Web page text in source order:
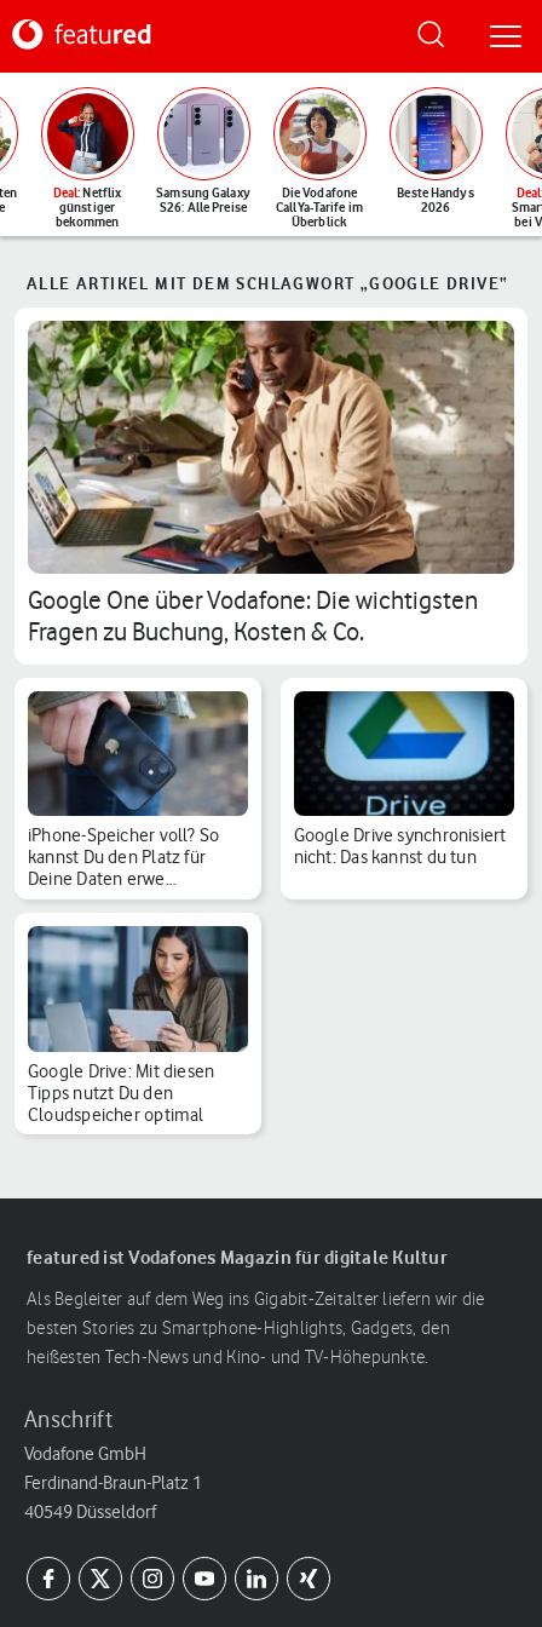
Deal: Netflix
günstiger
bekommen
Samsung Galaxy
S26: Alle Preise
Die Vodafone
CallYa-Tarife im
Überblick
Beste Handys
2026
Deal
bei
ALLE ARTIKEL MIT DEM SCHLAGWORT „GOOGLE DRIVE“
Google One über Vodafone: Die wichtigsten
Fragen zu Buchung, Kosten & Co.
iPhone-Speicher voll? So
kannst Du den Platz für
Deine Daten erwe…
Google Drive synchronisiert
nicht: Das kannst du tun
Google Drive: Mit diesen
Tipps nutzt Du den
Cloudspeicher optimal
featured ist Vodafones Magazin für digitale Kultur
Als Begleiter auf dem Weg ins Gigabit-Zeitalter liefern wir die
besten Stories zu Smartphone-Highlights, Gadgets, den
heißesten Tech-News und Kino- und TV-Höhepunkte.
Anschrift
Vodafone GmbH
Ferdinand-Braun-Platz 1
40549 Düsseldorf